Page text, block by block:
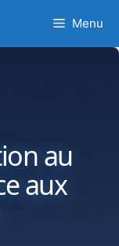
Menu
au
aux